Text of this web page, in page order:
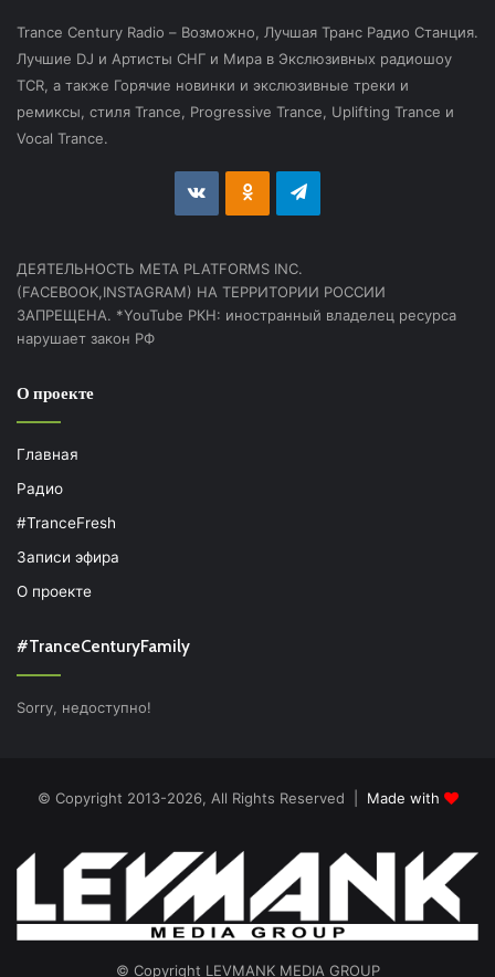
Trance Century Radio – Возможно, Лучшая Транс Радио Станция.
Лучшие DJ и Артисты СНГ и Мира в Экслюзивных радиошоу
TCR, а также Горячие новинки и экслюзивные треки и
ремиксы, стиля Trance, Progressive Trance, Uplifting Trance и
Vocal Trance.
vk.com Odnoklassniki
Telegram
ДЕЯТЕЛЬНОСТЬ МЕТА PLATFORMS INC.
(FACEBOOK,INSTAGRAM) НА ТЕРРИТОРИИ РОССИИ
ЗАПРЕЩЕНА. *YouTube РКН: иностранный владелец ресурса
нарушает закон РФ
О проекте
Главная
Радио
#TranceFresh
Записи эфира
О проекте
#TranceCenturyFamily
Sorry, недоступно!
© Copyright 2013-2026, All Rights Reserved | Made with
© Copyright LEVMANK MEDIA GROUP